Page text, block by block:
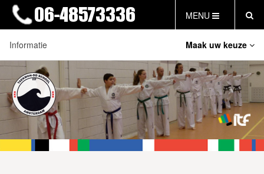
MENU
HOME
NIEUWS
LESTIJDEN & TARIEVEN
INFORMATIE
WAT IS TAEKWON-DO?
WAT IS KALAH?
FAQ
Informatie Maak uw keuze
Over Ons
Contact en Bereikbaarheid
Lestijden & Tarieven
Kleding en Trainingsmateriaal Bestellen